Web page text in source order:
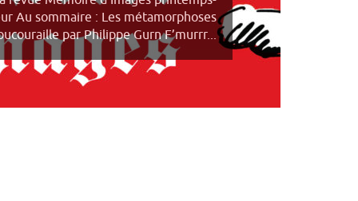
Au sommaire : Les métamorphoses
par Philippe Gurn F’murrr...